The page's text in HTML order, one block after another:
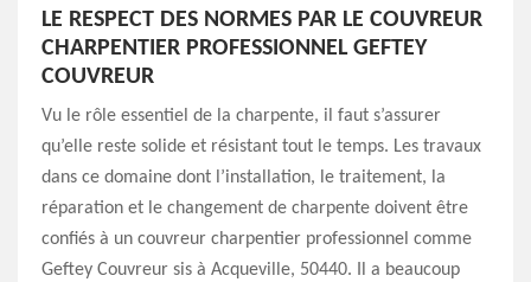
LE RESPECT DES NORMES PAR LE COUVREUR
CHARPENTIER PROFESSIONNEL GEFTEY
COUVREUR
Vu le rôle essentiel de la charpente, il faut s’assurer
qu’elle reste solide et résistant tout le temps. Les travaux
dans ce domaine dont l’installation, le traitement, la
réparation et le changement de charpente doivent être
confiés à un couvreur charpentier professionnel comme
Geftey Couvreur sis à Acqueville, 50440. Il a beaucoup